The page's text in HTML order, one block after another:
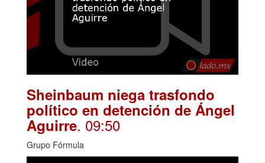
Sheinbaum niega trasfondo
político en detención de Ángel
Aguirre. 09:50
Grupo Fórmula